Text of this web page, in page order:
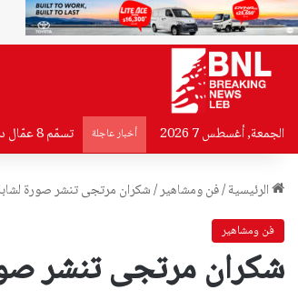
الجمعة, أغسطس 7 2026 أخبار عاجلة تسمّم 8 عمّال داخل ورشة بطاطا في البقاع… إليكم ما حصل معهم!
الرئيسية/فن ومشاهير/شكران مرتجى تنشر صورة
فن ومشاهير
شكران مرتجى تنشر